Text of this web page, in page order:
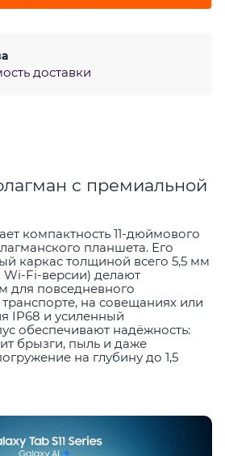
доставки
с премиальной
компактность 11-дюймового
планшета. Его
каркас толщиной всего 5,5 мм
Wi-Fi-версии) делают
для повседневного
на совещаниях или
IP68 и усиленный
обеспечивают надёжность:
брызги, пыль и даже
на глубину до 1,5